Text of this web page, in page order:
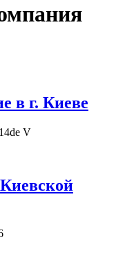
в г. Киеве